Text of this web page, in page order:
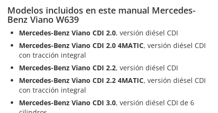
Modelos incluidos en este manual Mercedes-
Benz Viano W639
Mercedes-Benz Viano CDI 2.0, versión diésel CDI
Mercedes-Benz Viano CDI 2.0 4MATIC, versión diésel CDI
con tracción integral
Mercedes-Benz Viano CDI 2.2, versión diésel CDI
Mercedes-Benz Viano CDI 2.2 4MATIC, versión diésel CDI
con tracción integral
Mercedes-Benz Viano CDI 3.0, versión diésel CDI de 6